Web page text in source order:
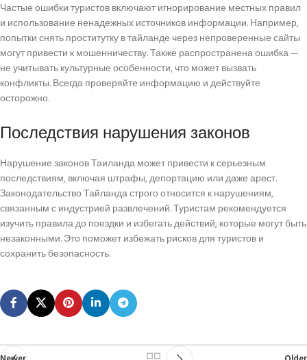
Частые ошибки туристов включают игнорирование местных правил
и использование ненадежных источников информации. Например,
попытки снять проститутку в тайланде через непроверенные сайты
могут привести к мошенничеству. Также распространена ошибка —
не учитывать культурные особенности, что может вызвать
конфликты. Всегда проверяйте информацию и действуйте
осторожно.
Последствия нарушения законов
Нарушение законов Таиланда может привести к серьезным
последствиям, включая штрафы, депортацию или даже арест.
Законодательство Тайланда строго относится к нарушениям,
связанным с индустрией развлечений. Туристам рекомендуется
изучить правила до поездки и избегать действий, которые могут быть
незаконными. Это поможет избежать рисков для туристов и
сохранить безопасность.